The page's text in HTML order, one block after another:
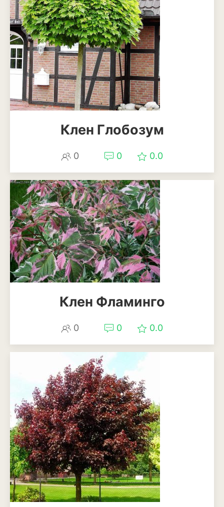
Анемона
Астильба
Астра
Бархатцы
Гейхера
Георгины
Годеция
Гортензия
Декоративная капуста
Декоративный лук
Дельфиниум
Ипомея
Клематисы
Лапчатка
Лилейник
Лилии
Лобелия
Магнолия
Нарциссы
Клен Глобозум
0 0 0.0
Клен Фламинго
0 0 0.0